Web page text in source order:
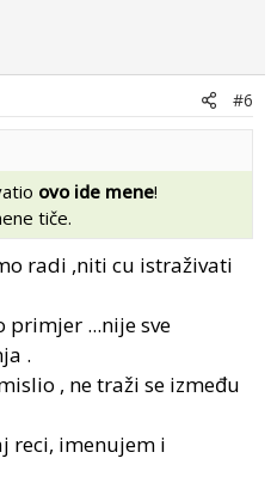
#6
ovo ide mene!
tiče.
radi ,niti cu istraživati
primjer ...nije sve
.
, ne traži se između
reci, imenujem i